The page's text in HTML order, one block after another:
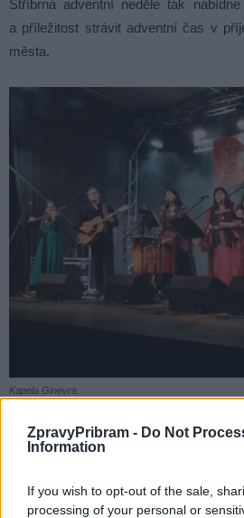
ZpravyPribram - Do Not
Information
If you wish to opt-out of the sale,
processing of your personal or
Stříbrná adventní neděle tak
a příležitost strávit adventní čas v
města.
Kapela Ginevra.
Komentáře